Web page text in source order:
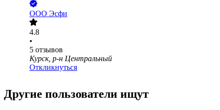
ООО Эсфи
4.8
•
5 отзывов
Курск, р-н Центральный
Откликнуться
Другие пользователи ищут